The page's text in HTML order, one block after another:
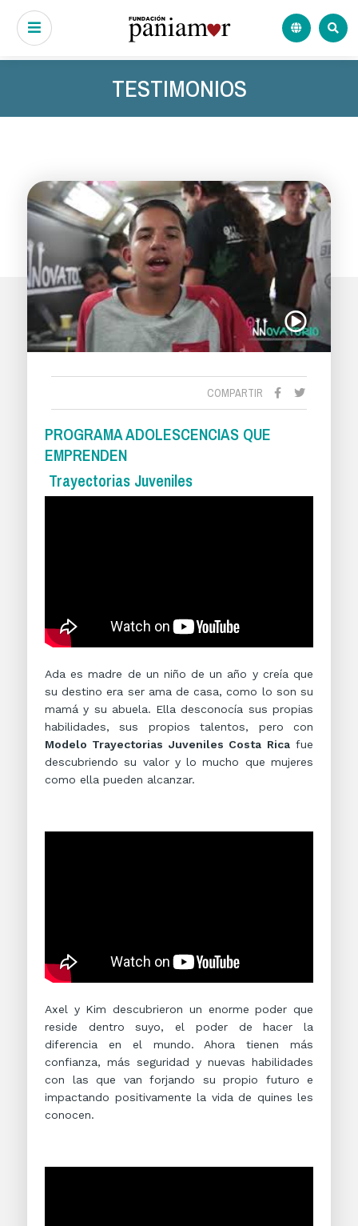
TESTIMONIOS
COMPARTIR
PROGRAMA ADOLESCENCIAS QUE
EMPRENDEN
Trayectorias Juveniles
Ada es madre de un niño de un año y creía que
su destino era ser ama de casa, como lo son su
mamá y su abuela. Ella desconocía sus propias
habilidades, sus propios talentos, pero con
Modelo Trayectorias Juveniles Costa Ricafue
descubriendo su valor y lo mucho que mujeres
como ella pueden alcanzar.
Axel y Kim descubrieron un enorme poder que
reside dentro suyo, el poder de hacer la
diferencia en el mundo. Ahora tienen más
confianza, más seguridad y nuevas habilidades
con las que van forjando su propio futuro e
impactando positivamente la vida de quines les
conocen.